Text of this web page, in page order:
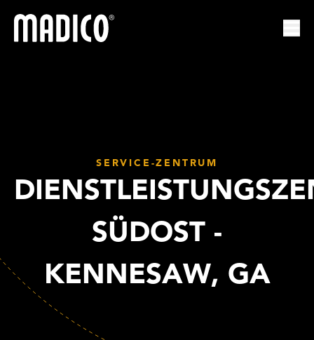
Madico
SERVICE-ZENTRUM
SÜDOST -
KENNESAW, GA